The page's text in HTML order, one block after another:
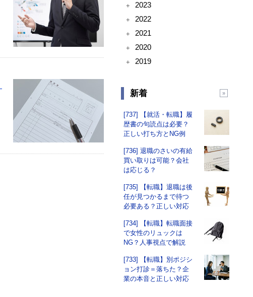
+ 2023
+ 2022
+ 2021
+ 2020
+ 2019
新着
[737] 【就活・転職】履
歴書の句読点は必要？
正しい打ち方とNG例
[736] 退職のさいの有給
買い取りは可能？会社
は応じる？
[735] 【転職】退職は後
任が見つかるまで待つ
必要ある？正しい対応
[734] 【転職】転職面接
で女性のリュックは
NG？人事視点で解説
[733] 【転職】別ポジシ
ョン打診＝落ちた？企
業の本音と正しい対応